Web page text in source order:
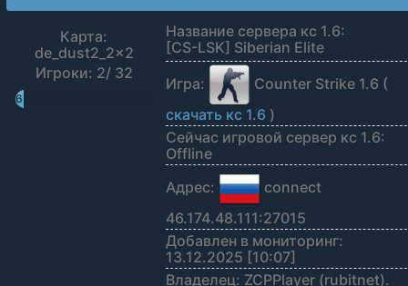
Карта:
de_dust2_2x2
Игроки: 2/ 32
6%
Название сервера кс 1.6:
[CS-LSK] Siberian Elite
Игра:
Counter Strike 1.6 (
скачать кс 1.6 )
Сейчас игровой сервер кс 1.6:
Offline
Адрес:
connect
46.174.48.111:27015
Добавлен в мониторинг:
13.12.2025 [10:07]
Владелец: ZCPPlayer (rubitnet).